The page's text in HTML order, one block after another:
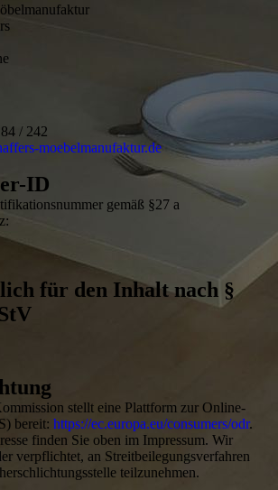
/ 242
moebelmanufaktur.de
ID
gemäß §27 a
für den Inhalt nach §
stellt eine Plattform zur Online-
bereit:https://ec.europa.eu/consumers/odr.
finden Sie oben im Impressum. Wir
verpflichtet, an Streitbeilegungsverfahren
teilzunehmen.